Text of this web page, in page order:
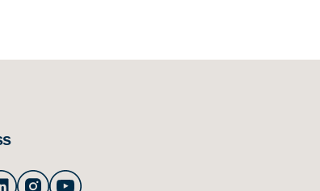
LinkedinInstagramYoutube